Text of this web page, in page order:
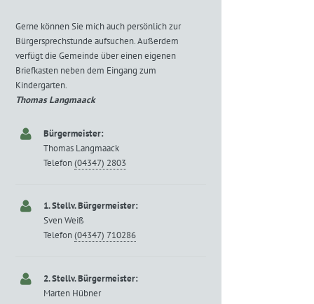
Gerne können Sie mich auch persönlich zur
Bürgersprechstunde aufsuchen. Außerdem
verfügt die Gemeinde über einen eigenen
Briefkasten neben dem Eingang zum
Kindergarten.
Thomas Langmaack
Bürgermeister:
Thomas Langmaack
Telefon(04347) 2803
1. Stellv. Bürgermeister:
Sven Weiß
Telefon(04347) 710286
2. Stellv. Bürgermeister:
Marten Hübner